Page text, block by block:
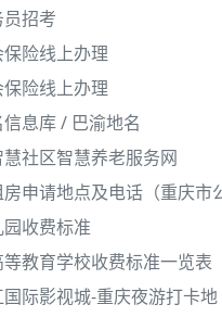
招考
险线上办理
险线上办理
息库 / 巴渝地名
社区智慧养老服务网
申请地点及电话（重庆市
收费标准
教育学校收费标准一览表
际影视城-重庆夜游打卡地